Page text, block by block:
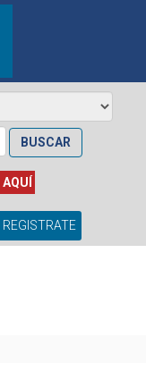
BUSCAR
AQUÍ
REGISTRATE